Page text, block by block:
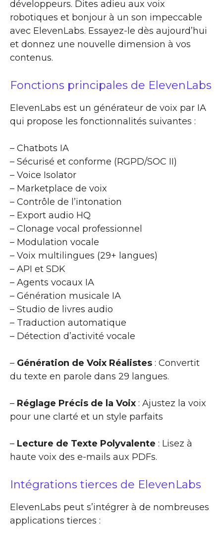
développeurs. Dites adieu aux voix
robotiques et bonjour à un son impeccable
avec ElevenLabs. Essayez-le dès aujourd’hui
et donnez une nouvelle dimension à vos
contenus.
Fonctions principales de ElevenLabs
ElevenLabs est un générateur de voix par IA
qui propose les fonctionnalités suivantes :
– Chatbots IA
– Sécurisé et conforme (RGPD/SOC II)
– Voice Isolator
– Marketplace de voix
– Contrôle de l’intonation
– Export audio HQ
– Clonage vocal professionnel
– Modulation vocale
– Voix multilingues (29+ langues)
– API et SDK
– Agents vocaux IA
– Génération musicale IA
– Studio de livres audio
– Traduction automatique
– Détection d’activité vocale
– Génération de Voix Réalistes : Convertit
du texte en parole dans 29 langues.
– Réglage Précis de la Voix : Ajustez la voix
pour une clarté et un style parfaits
– Lecture de Texte Polyvalente : Lisez à
haute voix des e-mails aux PDFs.
Intégrations tierces de ElevenLabs
ElevenLabs peut s’intégrer à de nombreuses
applications tierces :